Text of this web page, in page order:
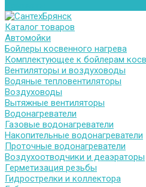
Каталог товаров
Автомойки
Бойлеры косвенного нагрева
Комплектующее к бойлерам
Вентиляторы и воздуховоды
Водяные тепловентиляторы
Воздуховоды
Вытяжные вентиляторы
Водонагреватели
Газовые водонагреватели
Накопительные водонагреватели
Проточные водонагреватели
Воздухоотводчики и деаэраторы
Герметизация резьбы
Гидрострелки и коллектора